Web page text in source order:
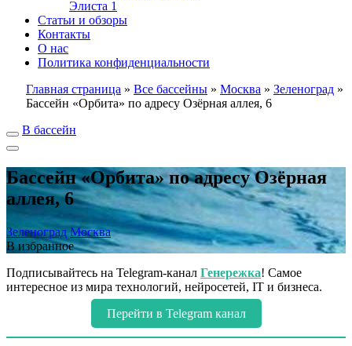
Элиста 1
Статьи и обзоры
Контакты
О нас
Политика конфиденциальности
Главная страница » Все бассейны » Москва » Зеленоград »
Бассейн «Орбита» по адресу Озёрная аллея, 6
В бассейн
Бассейн «Орбита» по адресу Озёрная
аллея, 6
Зеленоград Москва
В избранное
Подписывайтесь на Telegram-канал Генережка! Самое
интересное из мира технологий, нейросетей, IT и бизнеса.
Перейти в Telegram канал